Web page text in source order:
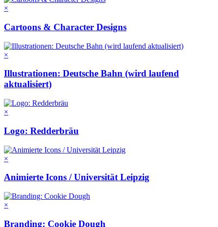
×
Cartoons & Character Designs
×
Illustrationen: Deutsche Bahn (wird laufend
aktualisiert)
×
Logo: Redderbräu
×
Animierte Icons / Universität Leipzig
×
Branding: Cookie Dough